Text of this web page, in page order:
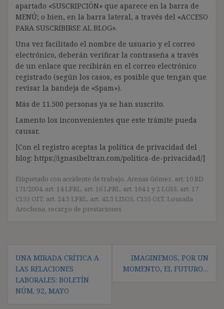
apartado «SUSCRIPCIÓN» que aparece en la barra de
MENÚ; o bien, en la barra lateral, a través del «ACCESO
PARA SUSCRIBIRSE AL BLOG».
Una vez facilitado el nombre de usuario y el correo
electrónico, deberán verificar la contraseña a través
de un enlace que recibirán en el correo electrónico
registrado (según los casos, es posible que tengan que
revisar la bandeja de «Spam»).
Más de 11.500 personas ya se han suscrito.
Lamento los inconvenientes que este trámite pueda
causar.
[Con el registro aceptas la política de privacidad del
blog: https://ignasibeltran.com/politica-de-privacidad/]
Etiquetado con accidente de trabajo, Arenas Gómez, art. 10 RD
171/2004, art. 14 LPRL, art. 16 LPRL, art. 164.1 y 2 LGSS, art. 17
C155 OIT, art. 24.3 LPRL, art. 42.3 LISOS, C155 OIT, Lousada
Arochena, recargo de prestaciones
Navegación
de
entradas
UNA MIRADA CRÍTICA A
LAS RELACIONES
LABORALES: BOLETÍN
NÚM. 92, MAYO
IMAGINEMOS, POR UN
MOMENTO, EL FUTURO…